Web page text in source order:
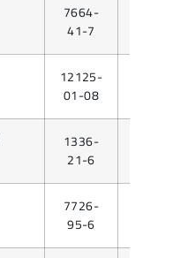
7664-
41-7
12125-
01-08
1336-
21-6
7726-
95-6